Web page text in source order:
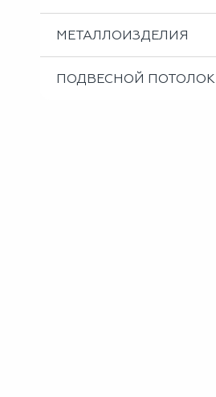
МЕТАЛЛОИЗДЕЛИЯ
ПОДВЕСНОЙ ПОТОЛОК